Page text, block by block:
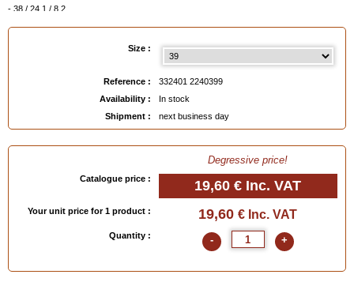
- 38 / 24.1 / 8.2
- 39 / 24.8 / 7.8
- 45 / 28.9 / 9.5
- 46 / 29.5 / 9.7m
3324012240399
Size :
Reference :
332401 2240399
Availability :
In stock
Shipment :
next business day
Degressive price!
Catalogue price : 19,60 € Inc. VAT
Your unit price for 1 product : 19,60 € Inc. VAT
Quantity : - +